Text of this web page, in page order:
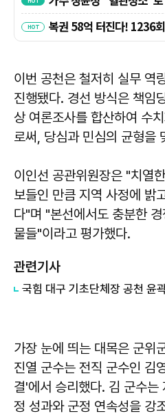
이번 공천은 철저히 실무 역
진행됐다. 경선 방식은 책임
상 여론조사를 합산하여 수
로써, 당심과 민심의 균형을
이인선 공관위원장은 "치열
보들인 만큼 지역 사정에 밝
다"며 "본선에서도 충분한
물들"이라고 평가했다.
관련기사
국힘 대구 기초단체장 공천 윤
가장 눈에 띄는 대목은 군위
진열 군수는 전직 군수인 김
결'에서 승리했다. 김 군수는
정 성과와 군정 연속성을 강